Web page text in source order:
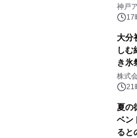
オー
神戸
ル 17
大分
し
き氷
ウン
開催
株式
21
夏の
ベン
ると